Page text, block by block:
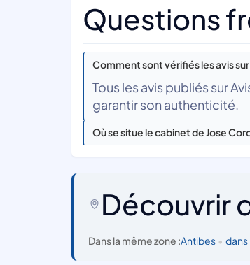
Questions
Comment sont vérifiés les avis
Tous les avis publiés sur
garantir son authenticité.
Où se situe le cabinet de Jose
Découvrir
Dans la même zone :Antibes •